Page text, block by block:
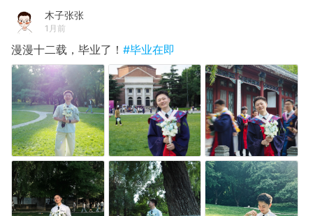
木子张张
1月前
漫漫十二载，毕业了！ #毕业在即